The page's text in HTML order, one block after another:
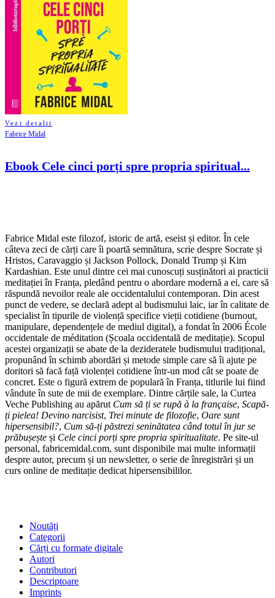
Vezi detalii
Fabrice Midal
Ebook Cele cinci porți spre propria spiritual...
Fabrice Midal este filozof, istoric de artă, eseist și editor. În cele
câteva zeci de cărți care îi poartă semnătura, scrie despre Socrate și
Hristos, Caravaggio și Jackson Pollock, Donald Trump și Kim
Kardashian. Este unul dintre cei mai cunoscuți susținători ai practicii
meditației în Franța, pledând pentru o abordare modernă a ei, care să
răspundă nevoilor reale ale occidentalului contemporan. Din acest
punct de vedere, se declară adept al budismului laic, iar în calitate de
specialist în tipurile de violență specifice vieții cotidiene (burnout,
manipulare, dependențele de mediul digital), a fondat în 2006 École
occidentale de méditation (Școala occidentală de meditație). Scopul
acestei organizații se abate de la dezideratele budismului tradițional,
propunând în schimb abordări și metode simple care să îi ajute pe
doritori să facă față violenței cotidiene într-un mod cât se poate de
concret. Este o figură extrem de populară în Franța, titlurile lui fiind
vândute în sute de mii de exemplare. Dintre cărțile sale, la Curtea
Veche Publishing au apărut Cum să ți se rupă à la française, Scapă-
ți pielea! Devino narcisist, Trei minute de filozofie, Oare sunt
hipersensibil?, Cum să-ți păstrezi seninătatea când totul în jur se
prăbușește și Cele cinci porți spre propria spiritualitate. Pe site-ul
personal, fabricemidal.com, sunt disponibile mai multe informații
despre autor, precum și un newsletter, o serie de înregistrări și un
curs online de meditație dedicat hipersensibililor.
Noutăți
Categorii
Cărți cu formate digitale
Autori
Contributori
Descriptoare
Imprints